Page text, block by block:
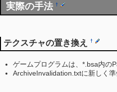
実際の手法 †
テクスチャの置き換え †
ゲームプログラムは、*.bsa内の
ArchiveInvalidation.txtに新しく